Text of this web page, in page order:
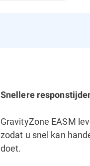
Snellere
GravityZone EASM
zodat u snel kan
doet.